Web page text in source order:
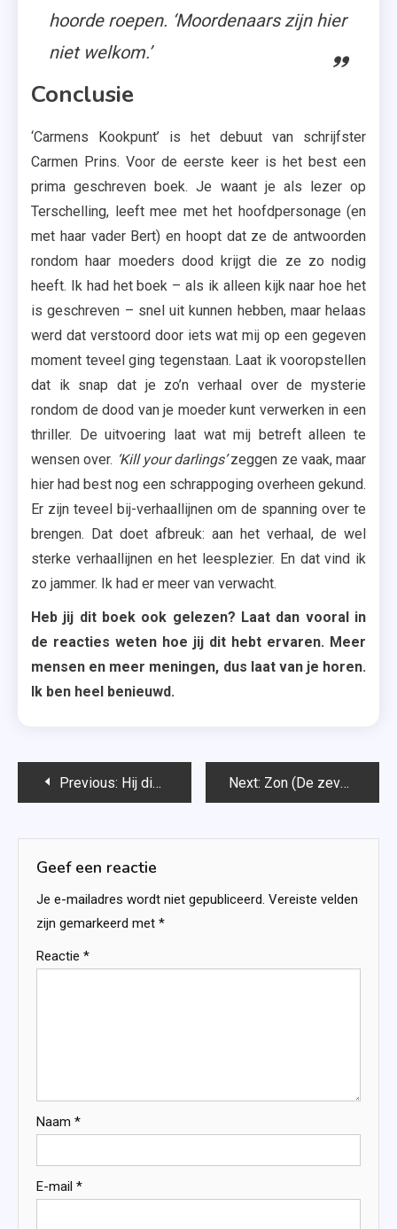
hoorde roepen. ‘Moordenaars zijn hier
niet welkom.’
Conclusie
‘Carmens Kookpunt’ is het debuut van schrijfster
Carmen Prins. Voor de eerste keer is het best een
prima geschreven boek. Je waant je als lezer op
Terschelling, leeft mee met het hoofdpersonage (en
met haar vader Bert) en hoopt dat ze de antwoorden
rondom haar moeders dood krijgt die ze zo nodig
heeft. Ik had het boek – als ik alleen kijk naar hoe het
is geschreven – snel uit kunnen hebben, maar helaas
werd dat verstoord door iets wat mij op een gegeven
moment teveel ging tegenstaan. Laat ik vooropstellen
dat ik snap dat je zo’n verhaal over de mysterie
rondom de dood van je moeder kunt verwerken in een
thriller. De uitvoering laat wat mij betreft alleen te
wensen over. ‘Kill your darlings’zeggen ze vaak, maar
hier had best nog een schrappoging overheen gekund.
Er zijn teveel bij-verhaallijnen om de spanning over te
brengen. Dat doet afbreuk: aan het verhaal, de wel
sterke verhaallijnen en het leesplezier. En dat vind ik
zo jammer. Ik had er meer van verwacht.
Heb jij dit boek ook gelezen? Laat dan vooral in
de reacties weten hoe jij dit hebt ervaren. Meer
mensen en meer meningen, dus laat van je horen.
Ik ben heel benieuwd.
Bericht
Previous: Hij die blijft (Long Acre #2) – Roni Loren Next: Zon (De zeven zussen #6) – Lucinda Riley
Geef een reactie
Je e-mailadres wordt niet gepubliceerd. Vereiste velden
zijn gemarkeerd met *
Reactie *
Naam *
E-mail *